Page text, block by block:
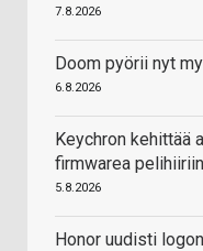
7.8.2026
Doom pyörii nyt
6.8.2026
Keychron kehittää
firmwarea pelihiiriin
5.8.2026
Honor uudisti